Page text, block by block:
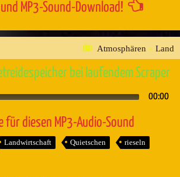
MP3-Sound-Download!
Atmosphären » Land
bei laufendem Scraper
00:00
für diesen MP3-Audio-Sound
Landwirtschaft Quietschen rieseln